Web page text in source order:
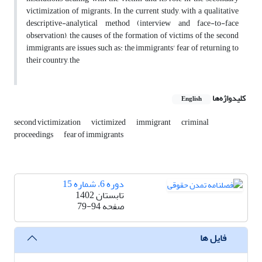
victimization of migrants. In the current study, with a qualitative
descriptive-analytical method (interview and face-to-face
observation), the causes of the formation of victims of the second
immigrants are issues such as: the immigrants' fear of returning to
their country, the
کلیدواژه‌ها English
second victimization victimized immigrant criminal
proceedings fear of immigrants
دوره 6، شماره 15
تابستان 1402
صفحه79-94
فایل ها